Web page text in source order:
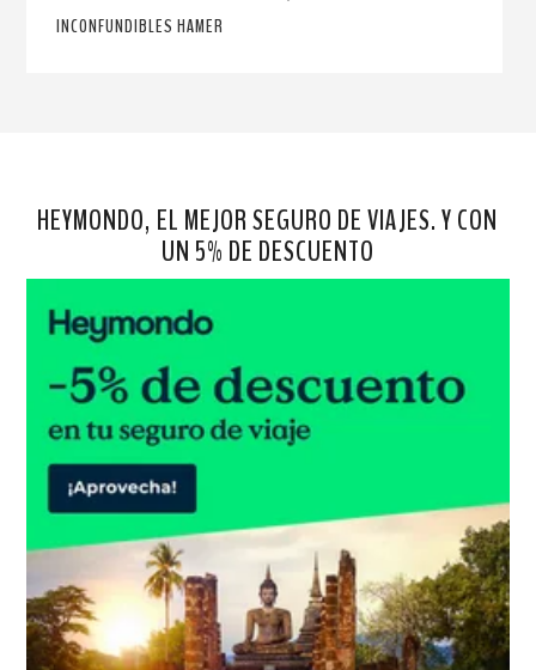
INCONFUNDIBLES HAMER
HEYMONDO, EL MEJOR SEGURO DE VIAJES. Y CON
UN 5% DE DESCUENTO